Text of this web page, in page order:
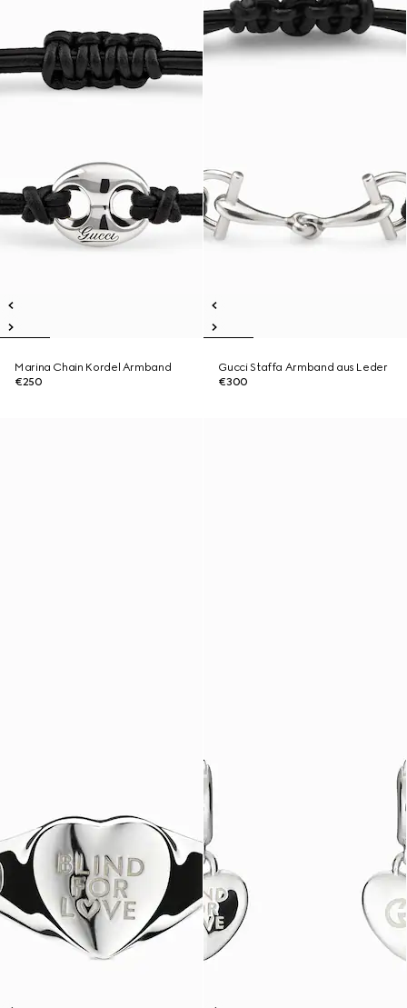
Marina Chain Kordel Armband
€250
Gucci Staffa Armband aus Leder
€300